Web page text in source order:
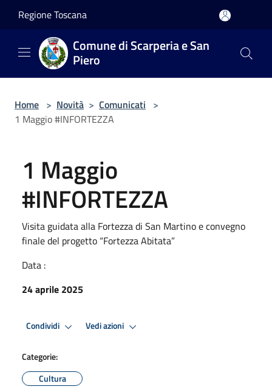
Regione Toscana
Comune di Scarperia e San
Piero
Home > Novità > Comunicati >
1 Maggio #INFORTEZZA
1 Maggio
#INFORTEZZA
Visita guidata alla Fortezza di San Martino e convegno
finale del progetto “Fortezza Abitata”
Data :
24 aprile 2025
Condividi Vedi azioni
Categorie:
Cultura